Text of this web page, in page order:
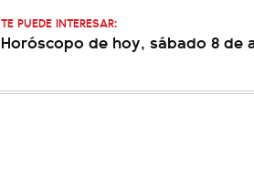
TE PUEDE INTERESAR:
Horóscopo de hoy, sábado 8 de